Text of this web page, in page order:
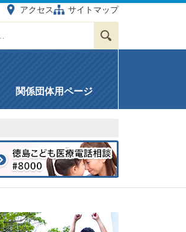
アクセス
サイトマップ
関係団体用ページ